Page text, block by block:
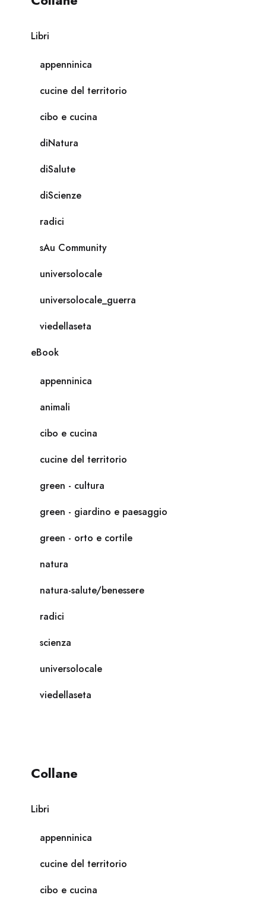
Libri
appenninica
cucine del territorio
cibo e cucina
diNatura
diSalute
diScienze
radici
sAu Community
universolocale
universolocale_guerra
viedellaseta
eBook
appenninica
animali
cibo e cucina
cucine del territorio
green - cultura
green - giardino e paesaggio
green - orto e cortile
natura
natura-salute/benessere
radici
scienza
universolocale
viedellaseta
Collane
Libri
appenninica
cucine del territorio
cibo e cucina